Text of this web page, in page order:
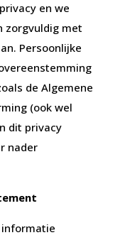
en we
zorgvuldig met
Persoonlijke
de Algemene
(ook wel
dit privacy
nader